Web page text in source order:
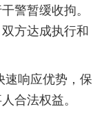
警暂缓收拘。
方达成执行和
响应优势，保
合法权益。